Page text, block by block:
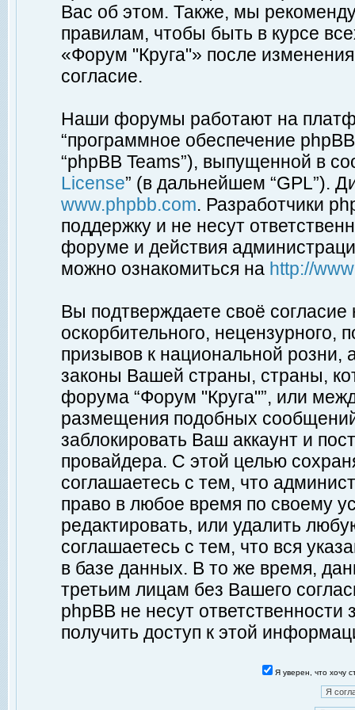
Вас об этом. Также, мы
правилам, чтобы быть в курсе
«Форум "Круга"» после
согласие.
Наши форумы работают на
“программное обеспечение
“phpBB Teams”), выпущенной в
License” (в дальнейшем “GPL”).
www.phpbb.com. Разработчики
поддержку и не несут
форуме и действия
можно ознакомиться на http://
Вы подтверждаете своё
оскорбительного, нецензурного,
призывов к национальной
законы Вашей страны, страны,
форума “Форум "Круга"”, или
размещения подобных
заблокировать Ваш аккаунт и
провайдера. С этой целью
соглашаетесь с тем, что
право в любое время по своему
редактировать, или удалить
соглашаетесь с тем, что вся
в базе данных. В то же время,
третьим лицам без Вашего
phpBB не несут ответственности
получить доступ к этой
Я уверен, что хочу